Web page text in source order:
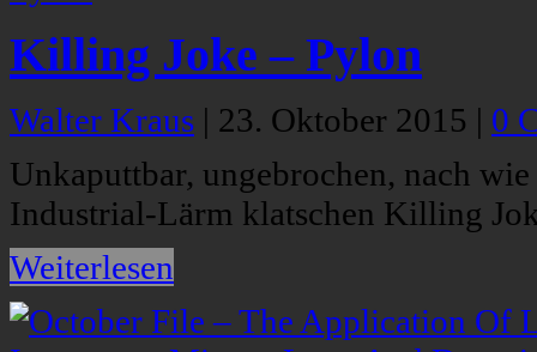
Killing Joke – Pylon
Walter Kraus | 23. Oktober 2015 | 0
Unkaputtbar, ungebrochen, nach
Industrial-Lärm klatschen Killing
Weiterlesen